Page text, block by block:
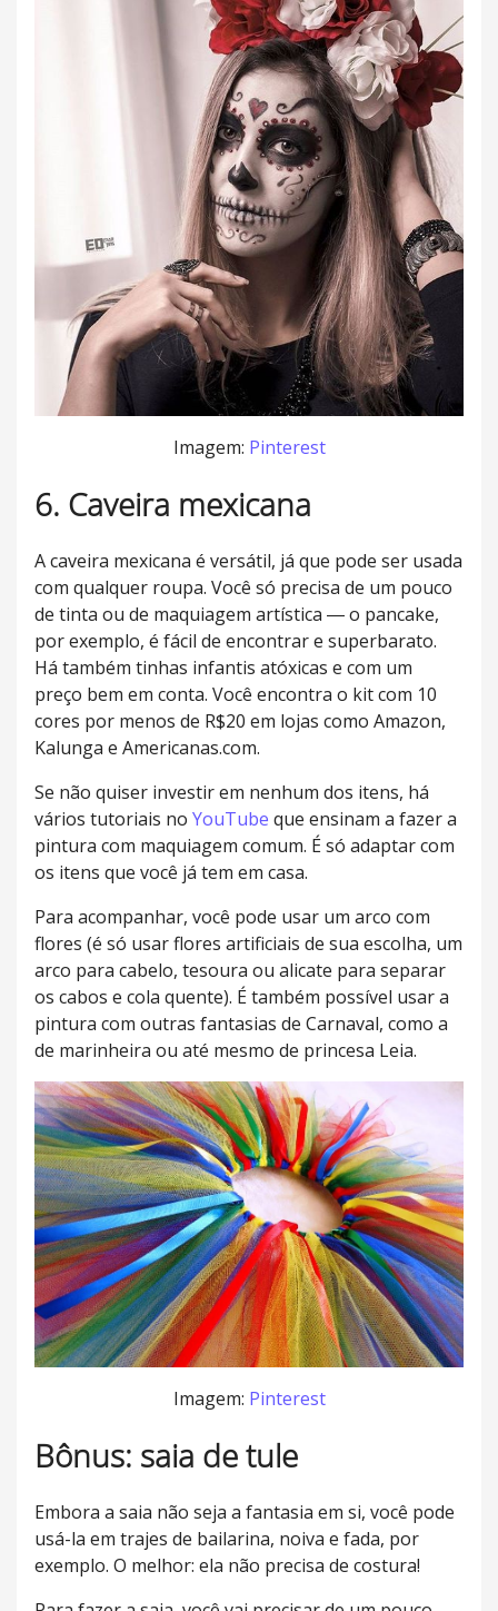
Imagem: Pinterest
6. Caveira mexicana
A caveira mexicana é versátil, já que pode ser usada
com qualquer roupa. Você só precisa de um pouco
de tinta ou de maquiagem artística ― o pancake,
por exemplo, é fácil de encontrar e superbarato.
Há também tinhas infantis atóxicas e com um
preço bem em conta. Você encontra o kit com 10
cores por menos de R$20 em lojas como Amazon,
Kalunga e Americanas.com.
Se não quiser investir em nenhum dos itens, há
vários tutoriais no YouTube que ensinam a fazer a
pintura com maquiagem comum. É só adaptar com
os itens que você já tem em casa.
Para acompanhar, você pode usar um arco com
flores (é só usar flores artificiais de sua escolha, um
arco para cabelo, tesoura ou alicate para separar
os cabos e cola quente). É também possível usar a
pintura com outras fantasias de Carnaval, como a
de marinheira ou até mesmo de princesa Leia.
Imagem: Pinterest
Bônus: saia de tule
Embora a saia não seja a fantasia em si, você pode
usá-la em trajes de bailarina, noiva e fada, por
exemplo. O melhor: ela não precisa de costura!